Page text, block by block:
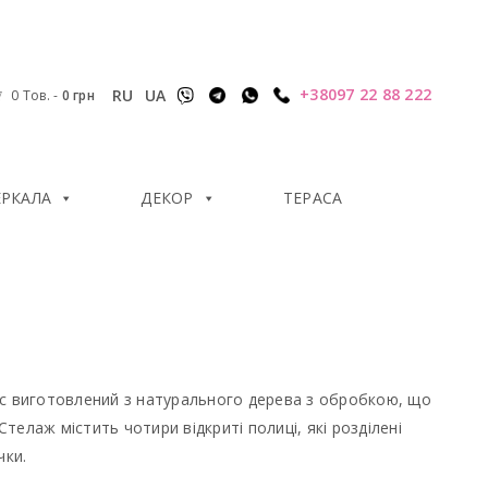
0 Тов. - 0 грн RU UA +38097 22 88 222
ДЕКОР ТЕРАСА
виготовлений з натурального дерева з обробкою, що
містить чотири відкриті полиці, які розділені